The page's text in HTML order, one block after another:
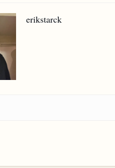
erikstarck